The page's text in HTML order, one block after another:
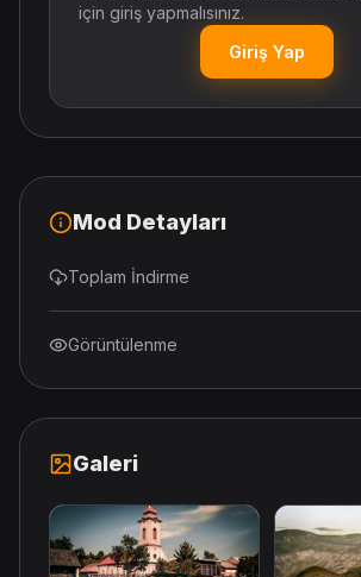
için giriş yapmalısınız.
Giriş Yap
Mod Detayları
Toplam İndirme
Görüntülenme
Galeri